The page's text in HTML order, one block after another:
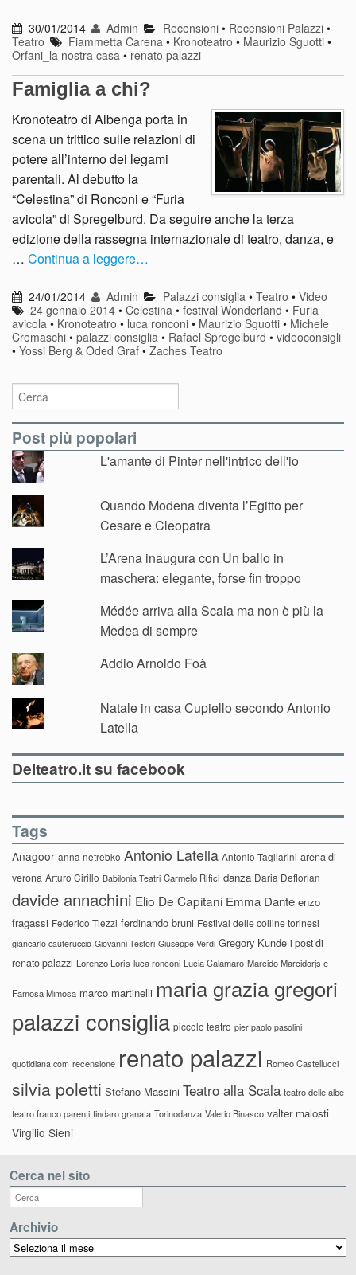
30/01/2014 Admin Recensioni• Recensioni Palazzi•
Teatro
Fiammetta Carena • Kronoteatro • Maurizio Sguotti •
Orfani_la nostra casa • renato palazzi
Famiglia a chi?
Kronoteatro di Albenga porta in
scena un trittico sulle relazioni di
potere all’interno dei legami
parentali. Al debutto la
“Celestina” di Ronconi e “Furia
avicola” di Spregelburd. Da seguire anche la terza
edizione della rassegna internazionale di teatro, danza, e
… Continua a leggere…
24/01/2014 Admin Palazzi consiglia• Teatro • Video
24 gennaio 2014 •Celestina •festival Wonderland • Furia
avicola • Kronoteatro • luca ronconi • Maurizio Sguotti • Michele
Cremaschi • palazzi consiglia • Rafael Spregelburd • videoconsigli
• Yossi Berg & Oded Graf • Zaches Teatro
Post più popolari
L'amante di Pinter nell'intrico dell'io
Quando Modena diventa l’Egitto per
Cesare e Cleopatra
L’Arena inaugura con Un ballo in
maschera: elegante, forse fin troppo
Médée arriva alla Scala ma non è più la
Medea di sempre
Addio Arnoldo Foà
Natale in casa Cupiello secondo Antonio
Latella
Delteatro.it su facebook
Tags
Anagoor anna netrebko Antonio Latella Antonio Tagliarini arena di
verona Arturo Cirillo Babilonia Teatri Carmelo Rifici danza Daria Deflorian
davide annachini Elio De Capitani Emma Dante enzo
fragassi Federico Tiezzi ferdinando bruni Festival delle colline torinesi
giancarlo cauteruccio Giovanni Testori Giuseppe Verdi Gregory Kunde i post di
renato palazzi Lorenzo Loris luca ronconi Lucia Calamaro Marcido Marcidorjs e
Famosa Mimosa marco martinelli maria grazia gregori
palazzi consiglia piccolo teatro pier paolo pasolini
quotidiana.com recensione renato palazzi Romeo Castellucci
silvia poletti Stefano Massini Teatro alla Scala teatro delle albe
teatro franco parenti tindaro granata Torinodanza Valerio Binasco valter malosti
Virgilio Sieni
Cerca nel sito
Archivio
Archivio